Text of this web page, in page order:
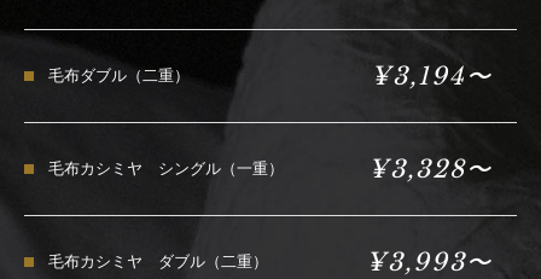
毛布ダブル（二重） ¥3,194〜
毛布カシミヤ シングル（一重） ¥3,328〜
毛布カシミヤ ダブル（二重） ¥3,993〜